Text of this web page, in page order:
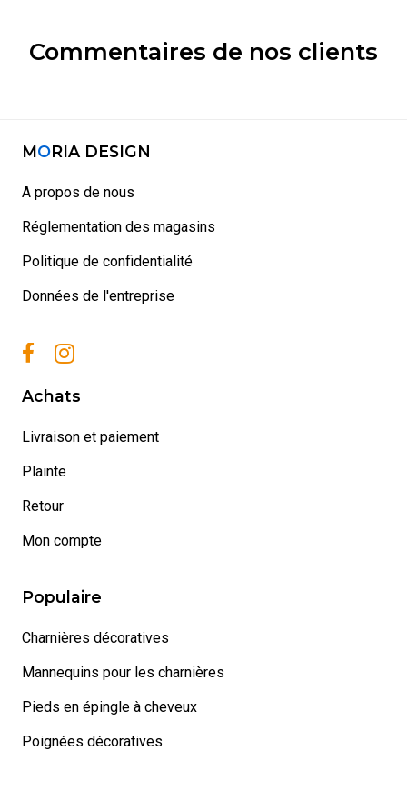
Commentaires de nos clients
MORIA DESIGN
A propos de nous
Réglementation des magasins
Politique de confidentialité
Données de l'entreprise
Achats
Livraison et paiement
Plainte
Retour
Mon compte
Populaire
Charnières décoratives
Mannequins pour les charnières
Pieds en épingle à cheveux
Poignées décoratives